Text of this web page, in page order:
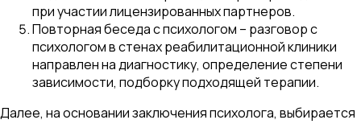
при участии лицензированных партнеров.
Повторная беседа с психологом – разговор с
психологом в стенах реабилитационной клиники
направлен на диагностику, определение степени
зависимости, подборку подходящей терапии.
Далее, на основании заключения психолога, выбирается